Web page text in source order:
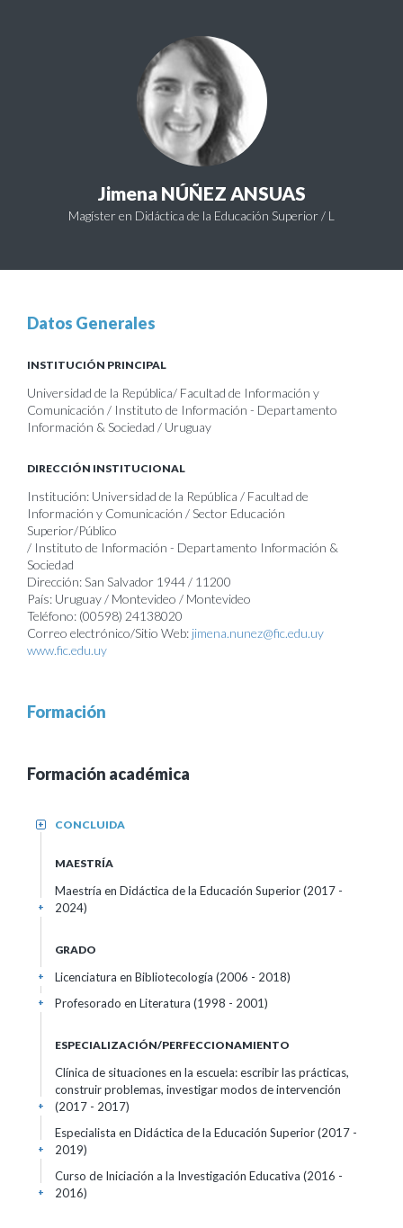
Jimena NÚÑEZ ANSUAS
Magíster en Didáctica de la Educación Superior / L
Datos Generales
INSTITUCIÓN PRINCIPAL
Universidad de la República/ Facultad de Información y
Comunicación / Instituto de Información - Departamento
Información & Sociedad / Uruguay
DIRECCIÓN INSTITUCIONAL
Institución: Universidad de la República / Facultad de
Información y Comunicación / Sector Educación
Superior/Público
/ Instituto de Información - Departamento Información &
Sociedad
Dirección: San Salvador 1944 / 11200
País: Uruguay / Montevideo / Montevideo
Teléfono: (00598) 24138020
Correo electrónico/Sitio Web: jimena.nunez@fic.edu.uy
www.fic.edu.uy
Formación
Formación académica
CONCLUIDA
+
MAESTRÍA
Maestría en Didáctica de la Educación Superior (2017 -
2024)
+
GRADO
Licenciatura en Bibliotecología (2006 - 2018)
+
Profesorado en Literatura (1998 - 2001)
+
ESPECIALIZACIÓN/PERFECCIONAMIENTO
Clínica de situaciones en la escuela: escribir las prácticas,
construir problemas, investigar modos de intervención
(2017 - 2017)
+
Especialista en Didáctica de la Educación Superior (2017 -
2019)
+
Curso de Iniciación a la Investigación Educativa (2016 -
2016)
+